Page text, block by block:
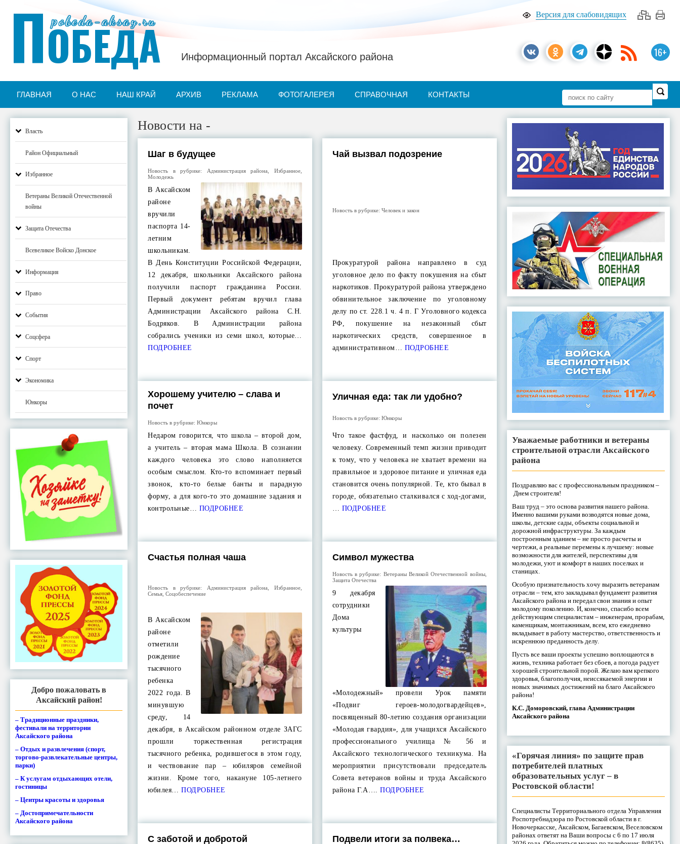
Версия для слабовидящих
16+
pobeda-aksay.ru
ПОБЕДА Информационный портал Аксайского района
ГЛАВНАЯ О НАС НАШ КРАЙ АРХИВ РЕКЛАМА ФОТОГАЛЕРЕЯ СПРАВОЧНАЯ КОНТАКТЫ
Власть
Район Официальный
Избранное
Ветераны Великой Отечественной
войны
Защита Отечества
Всевеликое Войско Донское
Информация
Право
События
Соцсфера
Спорт
Экономика
Юнкоры
Добро пожаловать в
Аксайский район!
– Традиционные праздники,
фестивали на территории
Аксайского района
– Отдых и развлечения (спорт,
торгово-развлекательные центры,
парки)
– К услугам отдыхающих отели,
гостиницы
– Центры красоты и здоровья
– Достопримечательности
Аксайского района
Новости на -
Шаг в будущее
Новость в рубрике: Администрация района Избранное,
Молодежь
В Аксайском
районе
вручили
паспорта 14-
летним
школьникам.
В День Конституции Российской Федерации,
12 декабря, школьники Аксайского района
получили паспорт гражданина России.
Первый документ ребятам вручил глава
Администрации Аксайского района С.Н.
Бодряков. В Администрации района
собрались ученики из семи школ, которые…
ПОДРОБНЕЕ
Чай вызвал подозрение
Новость в рубрике: Человек и закон
Прокуратурой района направлено в суд
уголовное дело по факту покушения на сбыт
наркотиков. Прокуратурой района утверждено
обвинительное заключение по уголовному
делу по ст. 228.1 ч. 4 п. Г Уголовного кодекса
РФ, покушение на незаконный сбыт
наркотических средств, совершенное в
административном… ПОДРОБНЕЕ
Хорошему учителю – слава и
почет
Новость в рубрике:Юнкоры
Недаром говорится, что школа – второй дом,
а учитель – вторая мама Школа. В сознании
каждого человека это слово наполняется
особым смыслом. Кто-то вспоминает первый
звонок, кто-то белые банты и парадную
форму, а для кого-то это домашние задания и
контрольные… ПОДРОБНЕЕ
Уличная еда: так ли удобно?
Новость в рубрике: Юнкоры
Что такое фастфуд, и насколько он полезен
человеку. Современный темп жизни приводит
к тому, что у человека не хватает времени на
правильное и здоровое питание и уличная еда
становится очень популярной. Те, кто бывал в
городе, обязательно сталкивался с ход-догами,
… ПОДРОБНЕЕ
Счастья полная чаша
Новость в рубрике: Администрация района Избранное,
Семья ,Соцобеспечение
В Аксайском
районе
отметили
рождение
тысячного
ребенка
2022 года. В
минувшую
среду, 14
декабря, в Аксайском районном отделе ЗАГС
прошли торжественная регистрация
тысячного ребенка, родившегося в этом году,
и чествование пар – юбиляров семейной
жизни. Кроме того, накануне 105-летнего
юбилея… ПОДРОБНЕЕ
Символ мужества
Новость в рубрике: Ветераны Великой Отечественной войны,
Защита Отечества
9 декабря
сотрудники
Дома
культуры
«Молодежный» провели Урок памяти
«Подвиг героев-молодогвардейцев»,
посвященный 80-летию создания организации
«Молодая гвардия», для учащихся Аксайского
профессионального училища № 56 и
Аксайского технологического техникума. На
мероприятии присутствовали председатель
Совета ветеранов войны и труда Аксайского
района Г.А…. ПОДРОБНЕЕ
С заботой и добротой Подвели итоги за полвека…
Уважаемые работники и ветераны
строительной отрасли Аксайского
района
Поздравляю вас с профессиональным праздником –
Днем строителя!
Ваш труд – это основа развития нашего района.
Именно вашими руками возводятся новые дома,
школы, детские сады, объекты социальной и
дорожной инфраструктуры. За каждым
построенным зданием – не просто расчеты и
чертежи, а реальные перемены к лучшему: новые
возможности для жителей, перспективы для
молодежи, уют и комфорт в наших поселках и
станицах.
Особую признательность хочу выразить ветеранам
отрасли – тем, кто закладывал фундамент развития
Аксайского района и передал свои знания и опыт
молодому поколению. И, конечно, спасибо всем
действующим специалистам – инженерам, прорабам,
каменщикам, монтажникам, всем, кто ежедневно
вкладывает в работу мастерство, ответственность и
искреннюю преданность делу.
Пусть все ваши проекты успешно воплощаются в
жизнь, техника работает без сбоев, а погода радует
хорошей строительной порой. Желаю вам крепкого
здоровья, благополучия, неиссякаемой энергии и
новых значимых достижений на благо Аксайского
района!
К.С. Доморовский, глава Администрации
Аксайского района
«Горячая линия» по защите прав
потребителей платных
образовательных услуг – в
Ростовской области!
Специалисты Территориального отдела Управления
Роспотребнадзора по Ростовской области в г.
Новочеркасске, Аксайском, Багаевском, Веселовском
районах ответят на Ваши вопросы с 6 по 17 июля